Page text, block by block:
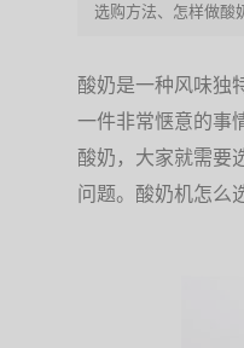
选购方法、怎样做酸
酸奶是一种风味独
一件非常惬意的事
酸奶，大家就需要
问题。酸奶机怎么